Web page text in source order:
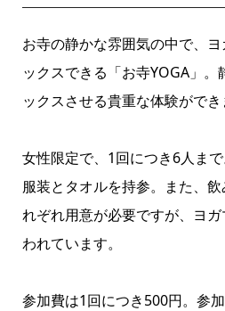
お寺の静かな雰囲気の中で、
ックスできる「お寺YOGA」
ックスさせる貴重な体験ができ
女性限定で、1回につき6人ま
服装とタオルを持参。また、
れぞれ用意が必要ですが、ヨ
われています。
参加費は1回につき500円。参